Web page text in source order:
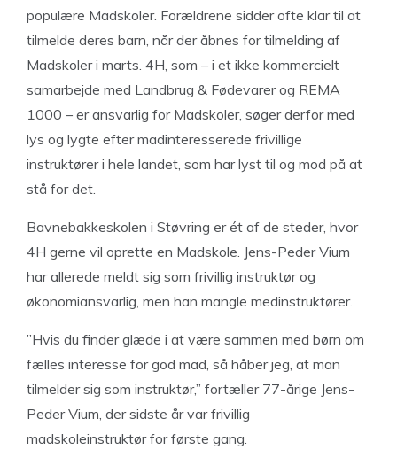
populære Madskoler. Forældrene sidder ofte klar til at
tilmelde deres barn, når der åbnes for tilmelding af
Madskoler i marts. 4H, som – i et ikke kommercielt
samarbejde med Landbrug & Fødevarer og REMA
1000 – er ansvarlig for Madskoler, søger derfor med
lys og lygte efter madinteresserede frivillige
instruktører i hele landet, som har lyst til og mod på at
stå for det.
Bavnebakkeskolen i Støvring er ét af de steder, hvor
4H gerne vil oprette en Madskole. Jens-Peder Vium
har allerede meldt sig som frivillig instruktør og
økonomiansvarlig, men han mangle medinstruktører.
”Hvis du finder glæde i at være sammen med børn om
fælles interesse for god mad, så håber jeg, at man
tilmelder sig som instruktør,” fortæller 77-årige Jens-
Peder Vium, der sidste år var frivillig
madskoleinstruktør for første gang.